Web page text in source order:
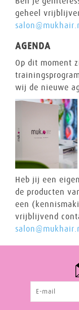
geheel
AGENDA
Op dit moment
wij de nieuwe
Heb jij een
de producten
een
vrijblijvend